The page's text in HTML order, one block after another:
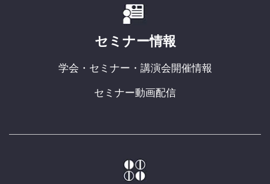
セミナー情報
学会・セミナー・講演会開催情報
セミナー動画配信